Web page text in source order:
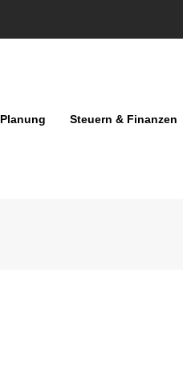
Planung Steuern & Finanzen